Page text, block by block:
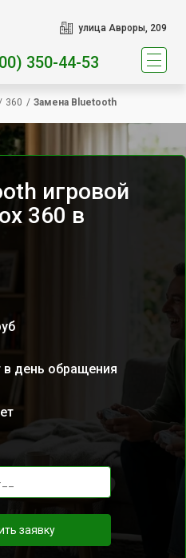
улица Авроры, 209
350-44-53
360 / Замена Bluetooth
игровой
360 в
в день обращения
заявку